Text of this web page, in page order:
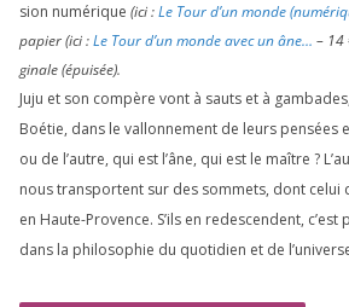
sion numé­rique (ici :Le Tour d’un monde
papier (ici :Le Tour d’un monde avec un âne… – 14
gi­nale (épui­sée).
Juju et son com­père vont à sauts et à
Boétie, dans le val­lon­ne­ment de leurs pen­sées
ou de l’autre, qui est l’âne, qui est le maître ?
nous trans­portent sur des som­mets, dont celui
en Haute-Provence. S’ils en redes­cendent,
dans la phi­lo­so­phie du quo­ti­dien et de